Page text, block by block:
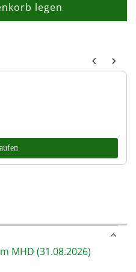
legen
L
n to navigate through product
MHD (31.08.2026)